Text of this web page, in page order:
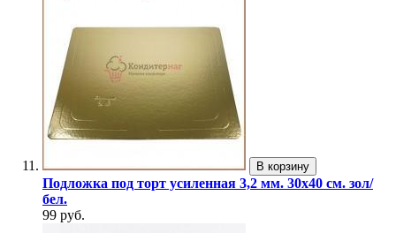
В корзину
Подложка под торт усиленная 3,2 мм. 30х40 см. зол/
бел.
99 руб.